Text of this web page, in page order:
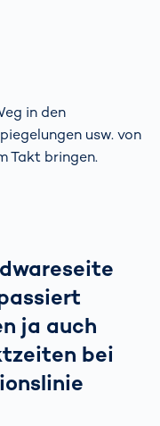
in den
usw. von
Takt bringen.
ja auch
bei